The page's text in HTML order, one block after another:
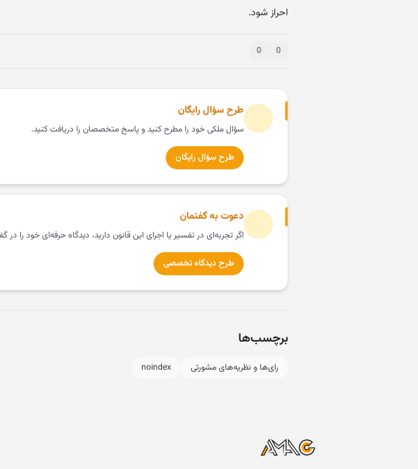
احراز شود.
0
0
طرح سؤال رایگان
سؤال ملکی خود را مطرح کنید و پاسخ متخصصان را دریافت کنید.
طرح سؤال رایگان
دعوت به گفتمان
اگر تجربه‌ای در تفسیر یا اجرای این قانون دارید، دیدگاه حرفه‌ای خود را در
طرح دیدگاه تخصصی
برچسب‌ها
رای‌ها و نظریه‌های مشورتی noindex